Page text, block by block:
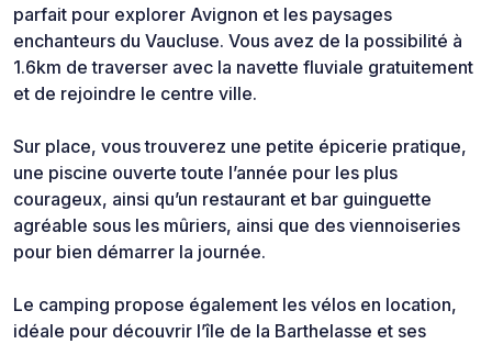
parfait pour explorer Avignon et les paysages
enchanteurs du Vaucluse. Vous avez de la possibilité à
1.6km de traverser avec la navette fluviale gratuitement
et de rejoindre le centre ville.
Sur place, vous trouverez une petite épicerie pratique,
une piscine ouverte toute l’année pour les plus
courageux, ainsi qu’un restaurant et bar guinguette
agréable sous les mûriers, ainsi que des viennoiseries
pour bien démarrer la journée.
Le camping propose également les vélos en location,
idéale pour découvrir l’île de la Barthelasse et ses